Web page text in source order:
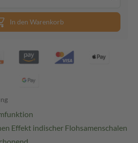
In den Warenkorb
Effekt indischer Flohsamenschalen